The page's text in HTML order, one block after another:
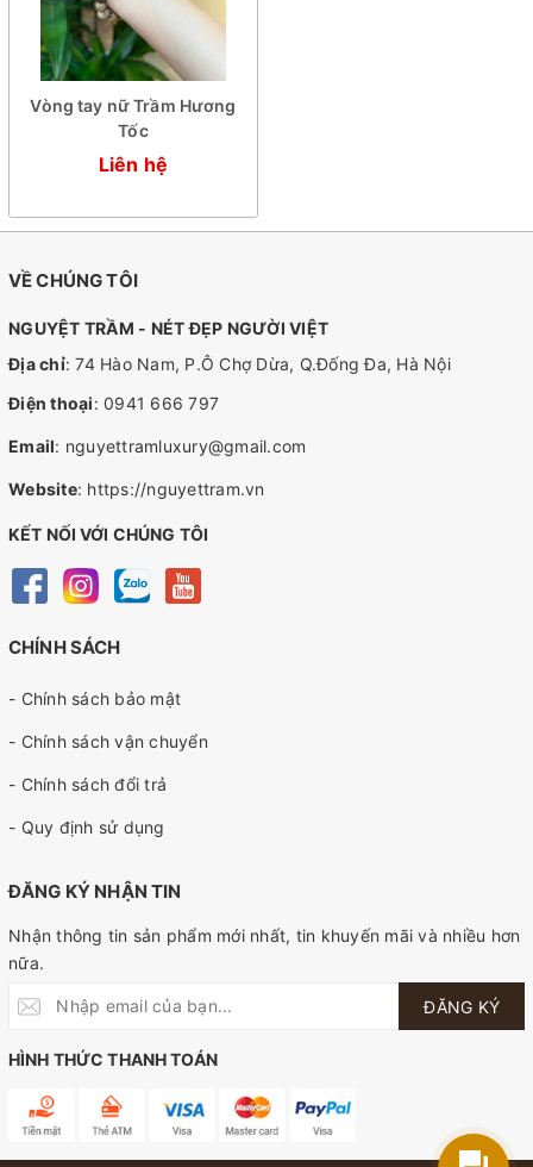
Vòng tay nữ Trầm Hương
Tốc
Liên hệ
VỀ CHÚNG TÔI
NGUYỆT TRẦM - NÉT ĐẸP NGƯỜI VIỆT
Địa chỉ: 74 Hào Nam, P.Ô Chợ Dừa, Q.Đống Đa, Hà Nội
Điện thoại: 0941 666 797
Email: nguyettramluxury@gmail.com
Website: https://nguyettram.vn
KẾT NỐI VỚI CHÚNG TÔI
CHÍNH SÁCH
- Chính sách bảo mật
- Chính sách vận chuyển
- Chính sách đổi trả
- Quy định sử dụng
ĐĂNG KÝ NHẬN TIN
Nhận thông tin sản phẩm mới nhất, tin khuyến mãi và nhiều hơn
nữa.
ĐĂNG KÝ
HÌNH THỨC THANH TOÁN